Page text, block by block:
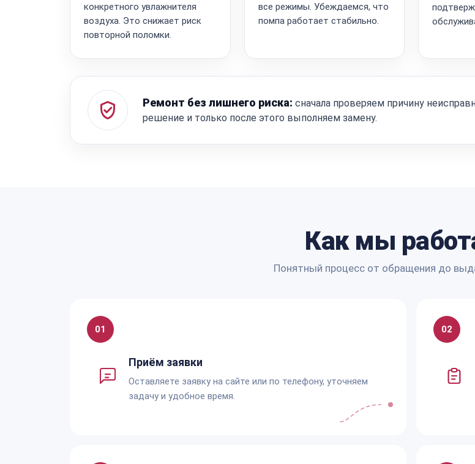
конкретного увлажнителя
воздуха. Это снижает риск
повторной поломки.
все режимы. Убеждаемся, что
помпа работает стабильно.
Ремонт без лишнего риска: сначала проверяем причину
решение и только после этого выполняем замену.
Как мы
Понятный процесс от обращения до
01
Приём заявки
Оставляете заявку на сайте или по телефону, уточняем
задачу и удобное время.
02